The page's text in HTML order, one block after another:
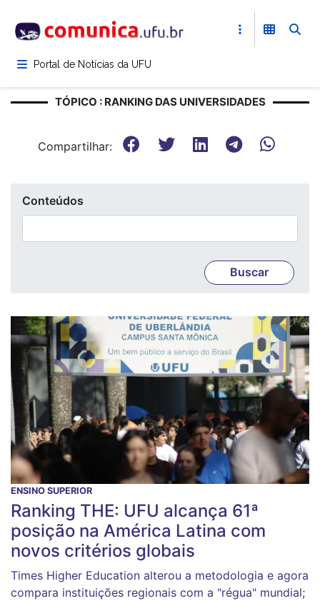
para
conteúdoPortal de Notícias da UFU
TÓPICO : RANKING DAS UNIVERSIDADES
Compartilhar:
Conteúdos
ENSINO SUPERIOR
Ranking THE: UFU alcança 61ª
posição na América Latina com
novos critérios globais
Times Higher Education alterou a metodologia e agora
compara instituições regionais com a "régua" mundial;